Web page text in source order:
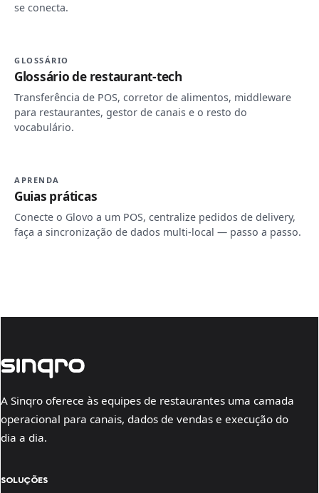
se conecta.
GLOSSÁRIO
Glossário de restaurant-tech
Transferência de POS, corretor de alimentos, middleware
para restaurantes, gestor de canais e o resto do
vocabulário.
APRENDA
Guias práticas
Conecte o Glovo a um POS, centralize pedidos de delivery,
faça a sincronização de dados multi-local — passo a passo.
A Sinqro oferece às equipes de restaurantes uma camada
operacional para canais, dados de vendas e execução do
dia a dia.
SOLUÇÕES